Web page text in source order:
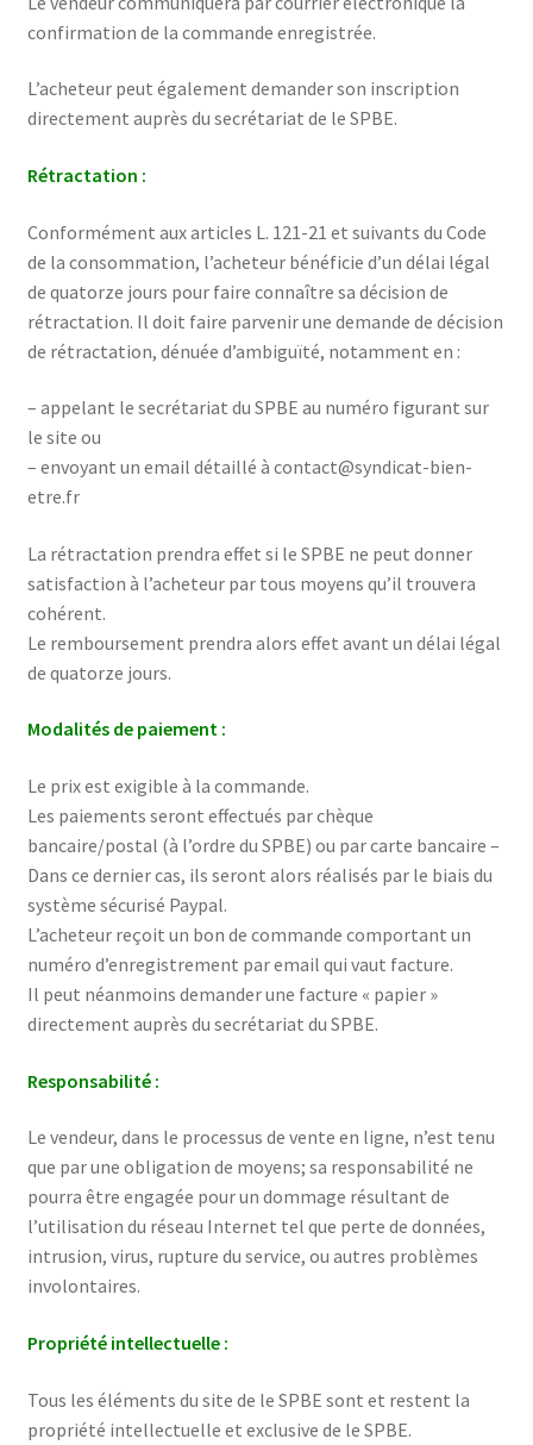
confirmation de la commande enregistrée.
L’acheteur peut également demander son inscription
directement auprès du secrétariat de le SPBE.
Rétractation :
Conformément aux articles L. 121-21 et suivants du Code
de la consommation, l’acheteur bénéficie d’un délai légal
de quatorze jours pour faire connaître sa décision de
rétractation. Il doit faire parvenir une demande de décision
de rétractation, dénuée d’ambiguïté, notamment en :
– appelant le secrétariat du SPBE au numéro figurant sur
le site ou
– envoyant un email détaillé à contact@syndicat-bien-
etre.fr
La rétractation prendra effet si le SPBE ne peut donner
satisfaction à l’acheteur par tous moyens qu’il trouvera
cohérent.
Le remboursement prendra alors effet avant un délai légal
de quatorze jours.
Modalités de paiement :
Le prix est exigible à la commande.
Les paiements seront effectués par chèque
bancaire/postal (à l’ordre du SPBE) ou par carte bancaire –
Dans ce dernier cas, ils seront alors réalisés par le biais du
système sécurisé Paypal.
L’acheteur reçoit un bon de commande comportant un
numéro d’enregistrement par email qui vaut facture.
Il peut néanmoins demander une facture « papier »
directement auprès du secrétariat du SPBE.
Responsabilité :
Le vendeur, dans le processus de vente en ligne, n’est tenu
que par une obligation de moyens; sa responsabilité ne
pourra être engagée pour un dommage résultant de
l’utilisation du réseau Internet tel que perte de données,
intrusion, virus, rupture du service, ou autres problèmes
involontaires.
Propriété intellectuelle :
Tous les éléments du site de le SPBE sont et restent la
propriété intellectuelle et exclusive de le SPBE.